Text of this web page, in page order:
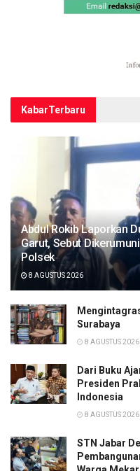
KabarTerbaru
Abdul Rokib Laporkan
Garut, Sebut
Polsek
8 AGUSTUS 2026
Surabaya
8 AGUSTUS 2026
Dari Buku
Presiden
Indonesia
8 AGUSTUS 2026
STN Jabar